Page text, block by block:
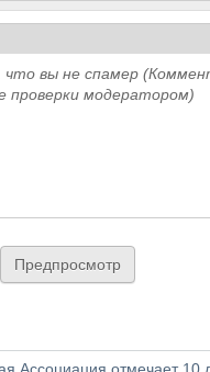
вы не спамер
проверки модератором)